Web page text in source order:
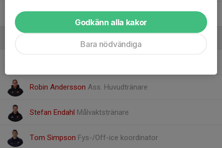
41. Tykhon Kuzmenko
Robin Andersson Ass. Huvudtränare
Stefan Endahl Målvaktstränare
Tom Simpson Fys-/Off-ice koordinator
Godkänn alla kakor
Bara nödvändiga